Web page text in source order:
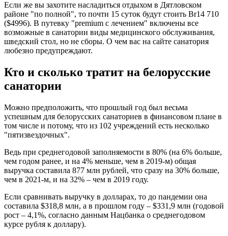
Если же вы захотите насладиться отдыхом в Дятловском
районе "по полной", то почти 15 суток будут стоить Br14 710
($4996). В путевку "premium с лечением" включены все
возможные в санатории виды медицинского обслуживания,
шведский стол, но не сборы. О чем вас на сайте санатория
любезно предупреждают.
Кто и сколько тратит на белорусские
санатории
Можно предположить, что прошлый год был весьма
успешным для белорусских санаториев в финансовом плане в
том числе и потому, что из 102 учреждений есть несколько
"пятизвездочных".
Ведь при среднегодовой заполняемости в 80% (на 6% больше,
чем годом ранее, и на 4% меньше, чем в 2019-м) общая
выручка составила 877 млн рублей, что сразу на 30% больше,
чем в 2021-м, и на 32% – чем в 2019 году.
Если сравнивать выручку в долларах, то до пандемии она
составила $318,8 млн, а в прошлом году – $331,9 млн (годовой
рост – 4,1%, согласно данным Нацбанка о среднегодовом
курсе рубля к доллару).